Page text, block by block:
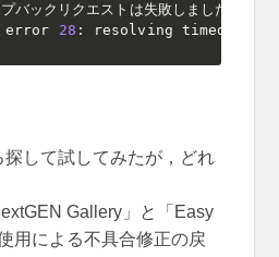
バックリクエストは失敗しました。現
28 : resolving timed out
して試してみたが，どれ
Gallery」と「Easy
用による不具合修正の戻